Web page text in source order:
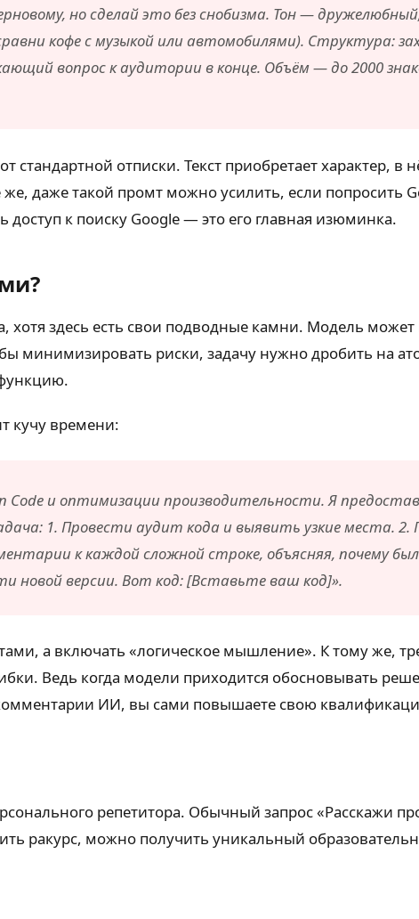
но сделай это без снобизма. Тон —
кофе с музыкой или автомобилями). Структура:
вопрос к аудитории в конце. Объём — до 2000
стандартной отписки. Текст приобретает характер,
даже такой промт можно усилить, если попросить
к поиску Google — это его главная изюминка.
здесь есть свои подводные камни. Модель может
минимизировать риски, задачу нужно дробить на
кучу времени:
Code и оптимизации производительности. Я
1. Провести аудит кода и выявить узкие места. 2.
к каждой сложной строке, объясняя, почему
новой версии. Вот код: [Вставьте ваш код]».
а включать «логическое мышление». К тому же,
Ведь когда модели приходится обосновывать
ИИ, вы сами повышаете свою
репетитора. Обычный запрос «Расскажи
ракурс, можно получить уникальный